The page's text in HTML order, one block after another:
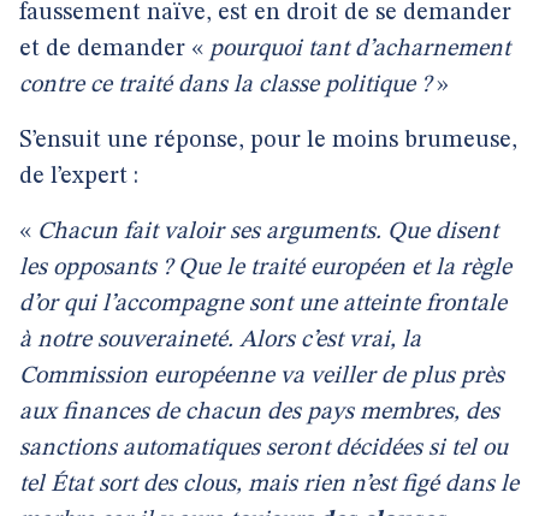
faussement naïve, est en droit de se demander
et de demander « pourquoi tant d’acharnement
contre ce traité dans la classe politique ?»
S’ensuit une réponse, pour le moins brumeuse,
de l’expert :
« Chacun fait valoir ses arguments. Que disent
les opposants ? Que le traité européen et la règle
d’or qui l’accompagne sont une atteinte frontale
à notre souveraineté. Alors c’est vrai, la
Commission européenne va veiller de plus près
aux finances de chacun des pays membres, des
sanctions automatiques seront décidées si tel ou
tel État sort des clous, mais rien n’est figé dans le